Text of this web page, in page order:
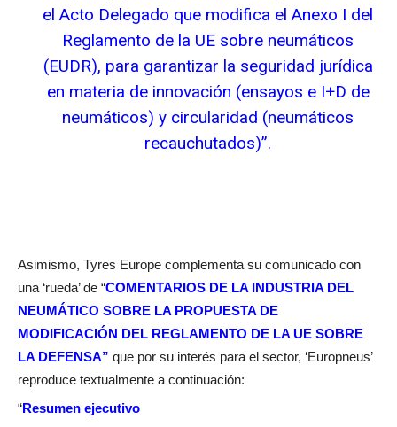
el Acto Delegado que modifica el Anexo I del
Reglamento de la UE sobre neumáticos
(EUDR), para garantizar la seguridad jurídica
en materia de innovación (ensayos e I+D de
neumáticos) y circularidad (neumáticos
recauchutados)”.
Asimismo, Tyres Europe complementa su comunicado con
una ‘rueda’ de “COMENTARIOS DE LA INDUSTRIA DEL
NEUMÁTICO SOBRE LA PROPUESTA DE
MODIFICACIÓN DEL REGLAMENTO DE LA UE SOBRE
LA DEFENSA” que por su interés para el sector, ‘Europneus’
reproduce textualmente a continuación:
“Resumen ejecutivo